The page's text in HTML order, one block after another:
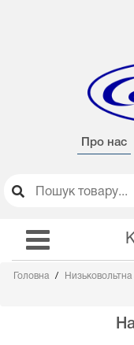
Про нас
Головна Низьковольтна